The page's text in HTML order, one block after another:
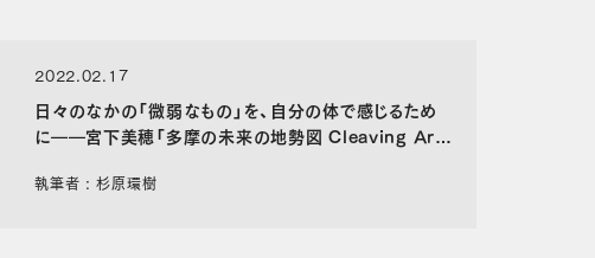
2022.02.17
日々のなかの「微弱なもの」を、自分の体で感じるため
に――宮下美穂「多摩の未来の地勢図 Cleaving Art
執筆者 : 杉原環樹